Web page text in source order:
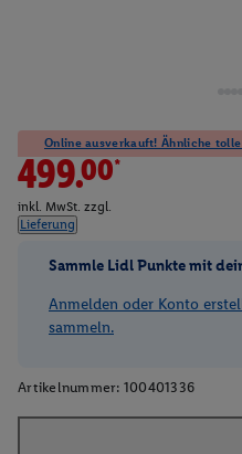
Online ausverkauft! Ähnliche
499.00*
inkl. MwSt. zzgl.
Lieferung
Sammle Lidl Punkte mit
Anmelden oder Konto
sammeln.
Artikelnummer: 100401336